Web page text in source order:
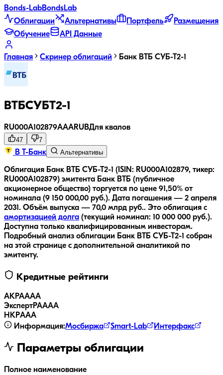
Bonds-LabBondsLab
Облигации
Альтернативы Портфель
Размещения
Обучение
API Данные
Главная Скринер облигаций Банк ВТБ СУБ-Т2-1
ВТБСУБТ2-1
RU000A102879AAARUBДля квалов
47 7
В Т-Банк Альтернативы
Облигация Банк ВТБ СУБ-Т2-1 (ISIN: RU000A102879, тикер:
RU000A102879) эмитента Банк ВТБ (публичное
акционерное общество) торгуется по цене 91,50% от
номинала (9 150 000,00 руб.). Дата погашения — 2 апреля
2031. Объём выпуска — 70,0 млрд руб.. Это облигация с
амортизацией долга (текущий номинал: 10 000 000 руб.).
Доступна только квалифицированным инвесторам.
Подробный анализ облигации Банк ВТБ СУБ-Т2-1 собран
на этой странице с дополнительной аналитикой по
эмитенту.
Кредитные рейтинги
АКРАAAA
ЭкспертРАAAA
НКРAAA
Информация:Мосбиржа Smart-Lab Интерфакс
Параметры облигации
Полное наименование